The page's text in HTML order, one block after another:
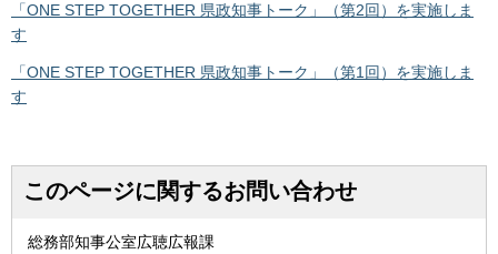
「ONE STEP TOGETHER 県政知事トーク」（第2回）を実施しま
す
「ONE STEP TOGETHER 県政知事トーク」（第1回）を実施しま
す
このページに関するお問い合わせ
総務部知事公室広聴広報課